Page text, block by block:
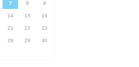
7 8 9
14 15 16
21 22 23
28 29 30